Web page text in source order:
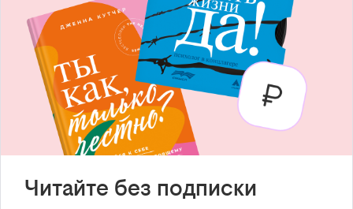
Читайте без подписки